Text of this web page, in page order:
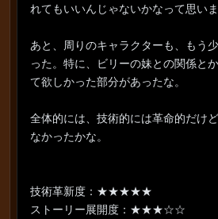
れてもいいんじゃないかなって思いま
あと、周りのキャラクターも、もう
った。特に、ビリーの妹との関係と
て欲しかった部分があったな。
全体的には、技術的には革命的だけ
なかったかな。
技術革新度：★★★★★
ストーリー展開度：★★★☆☆